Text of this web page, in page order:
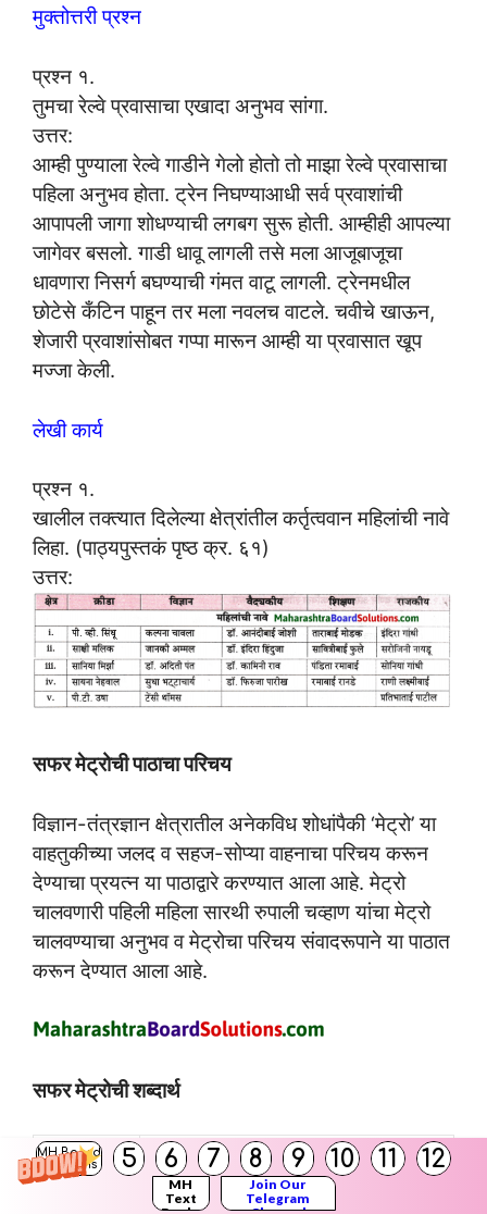
MH Board
Solutions
5 6 7 8 9 10 11 12
MH
Text
Join Our
Telegram
मुक्तोत्तरी प्रश्न
प्रश्न १.
तुमचा रेल्वे प्रवासाचा एखादा अनुभव सांगा.
उत्तर:
आम्ही पुण्याला रेल्वे गाडीने गेलो होतो तो माझा रेल्वे प्रवासाचा
पहिला अनुभव होता. ट्रेन निघण्याआधी सर्व प्रवाशांची
आपापली जागा शोधण्याची लगबग सुरू होती. आम्हीही आपल्या
जागेवर बसलो. गाडी धावू लागली तसे मला आजूबाजूचा
धावणारा निसर्ग बघण्याची गंमत वाटू लागली. ट्रेनमधील
छोटेसे कँटिन पाहून तर मला नवलच वाटले. चवीचे खाऊन,
शेजारी प्रवाशांसोबत गप्पा मारून आम्ही या प्रवासात खूप
मज्जा केली.
लेखी कार्य
प्रश्न १.
खालील तक्त्यात दिलेल्या क्षेत्रांतील कर्तृत्ववान महिलांची नावे
लिहा. (पाठ्यपुस्तकं पृष्ठ क्र. ६१)
उत्तर:
सफर मेट्रोची पाठाचा परिचय
विज्ञान-तंत्रज्ञान क्षेत्रातील अनेकविध शोधांपैकी ‘मेट्रो’ या
वाहतुकीच्या जलद व सहज-सोप्या वाहनाचा परिचय करून
देण्याचा प्रयत्न या पाठाद्वारे करण्यात आला आहे. मेट्रो
चालवणारी पहिली महिला सारथी रुपाली चव्हाण यांचा मेट्रो
चालवण्याचा अनुभव व मेट्रोचा परिचय संवादरूपाने या पाठात
करून देण्यात आला आहे.
सफर मेट्रोची शब्दार्थ
अजब विलक्षण
विसरता न येण्यासारखे, कायम आठवणीत